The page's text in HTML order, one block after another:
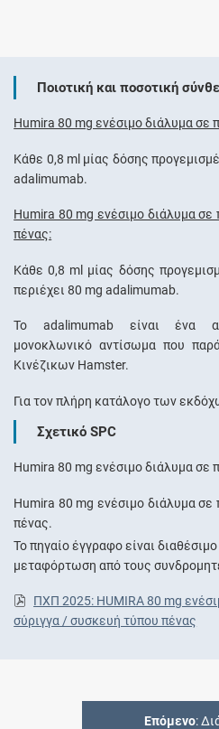
Ποιοτική και ποσοτική
Humira 80 mg ενέσιμο διάλυμα σε
Κάθε 0,8 ml μίας δόσης
adalimumab.
Humira 80 mg ενέσιμο διάλυμα
πένας:
Κάθε 0,8 ml μίας δόσης
περιέχει 80 mg adalimumab.
Το adalimumab είναι ένα
μονοκλωνικό αντίσωμα που
Κινέζικων Ηamster.
Για τον πλήρη κατάλογο των
Σχετικό SPC
Humira 80 mg ενέσιμο διάλυμα σε
Humira 80 mg ενέσιμο διάλυμα
πένας.
Το πηγαίο έγγραφο είναι
μεταφόρτωση από τους
ΠΧΠ 2025: HUMIRA 80 mg
σύριγγα / συσκευή τύπου πένας
Επόμενο: